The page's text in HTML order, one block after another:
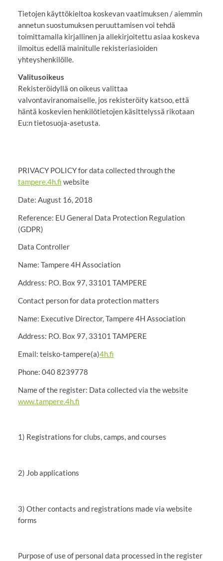
Tietojen käyttökieltoa koskevan vaatimuksen / aiemmin
annetun suostumuksen peruuttamisen voi tehdä
toimittamalla kirjallinen ja allekirjoitettu asiaa koskeva
ilmoitus edellä mainitulle rekisteriasioiden
yhteyshenkilölle.
Valitusoikeus
Rekisteröidyllä on oikeus valittaa
valvontaviranomaiselle, jos rekisteröity katsoo, että
häntä koskevien henkilötietojen käsittelyssä rikotaan
Eu:n tietosuoja-asetusta.
PRIVACY POLICY for data collected through the
tampere.4h.fi website
Date: August 16, 2018
Reference: EU General Data Protection Regulation
(GDPR)
Data Controller
Name: Tampere 4H Association
Address: P.O. Box 97, 33101 TAMPERE
Contact person for data protection matters
Name: Executive Director, Tampere 4H Association
Address: P.O. Box 97, 33101 TAMPERE
Email: teisko-tampere(a)4h.fi
Phone: 040 8239778
Name of the register: Data collected via the website
www.tampere.4h.fi
1) Registrations for clubs, camps, and courses
2) Job applications
3) Other contacts and registrations made via website
forms
Purpose of use of personal data processed in the register